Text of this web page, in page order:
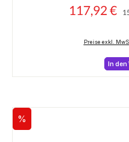
Verkaufspreis:
117,92 €
Preise exkl.
In den
Rabatt
%